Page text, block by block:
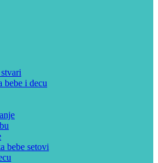
bebe i decu
bebe setovi